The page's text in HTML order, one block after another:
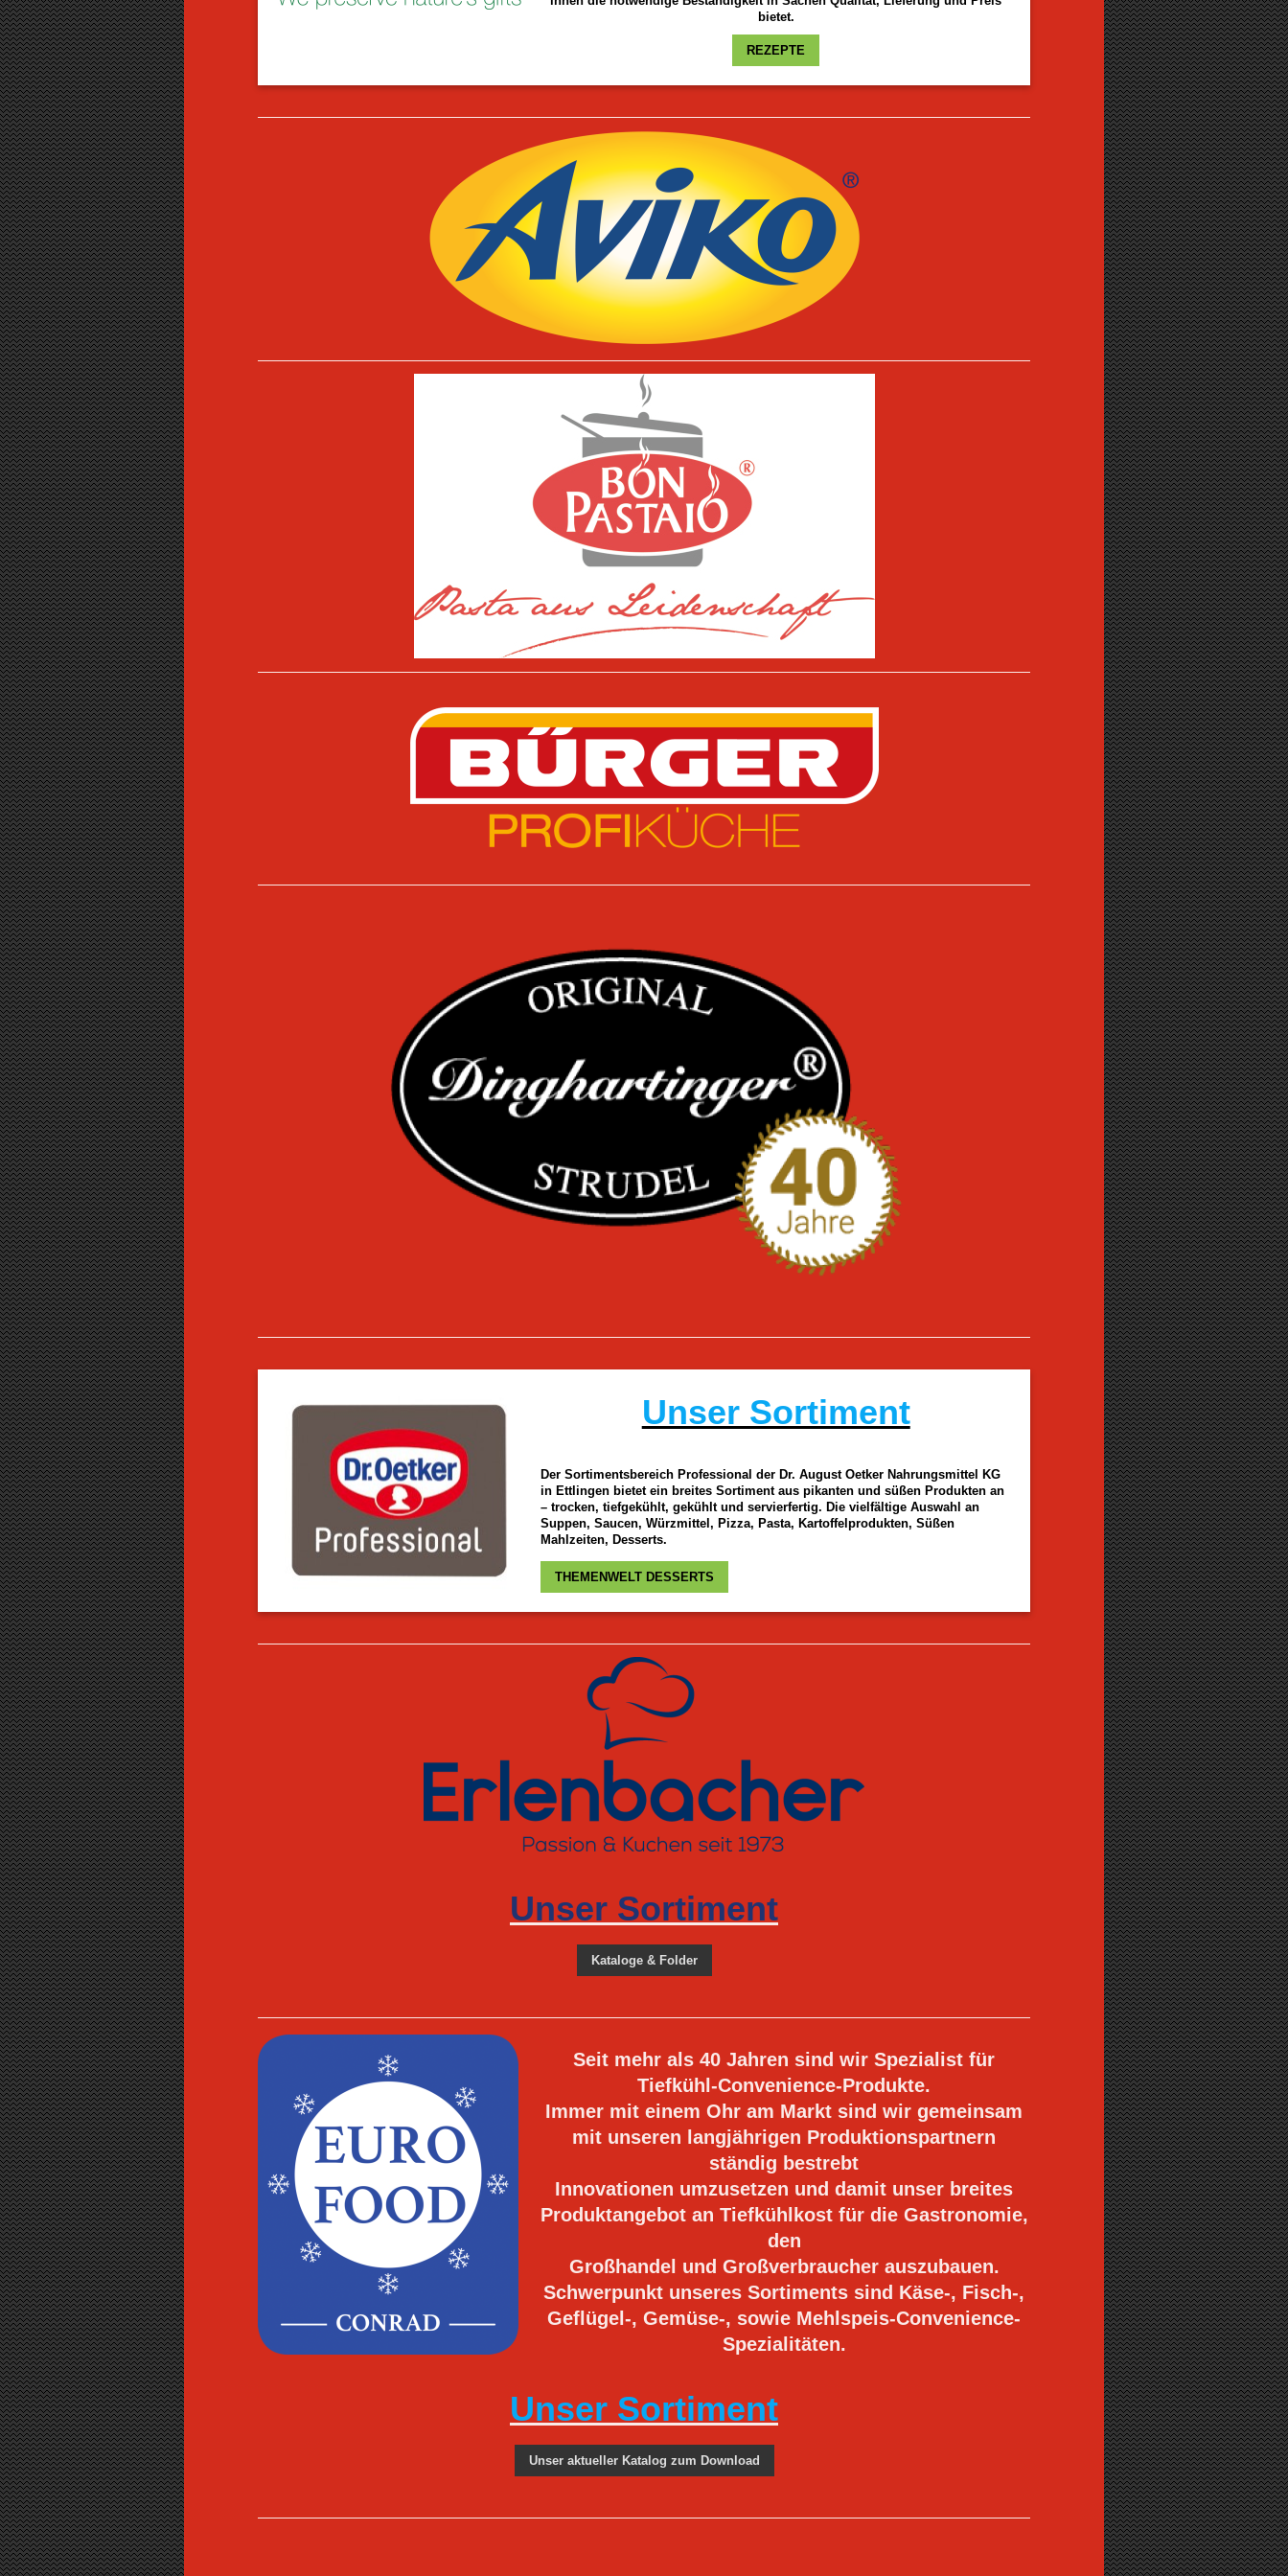
bietet.
REZEPTE
Unser Sortiment
Der Sortimentsbereich Professional der Dr. August Oetker Nahrungsmittel KG
in Ettlingen bietet ein breites Sortiment aus pikanten und süßen Produkten an
– trocken, tiefgekühlt, gekühlt und servierfertig. Die vielfältige Auswahl an
Suppen, Saucen, Würzmittel, Pizza, Pasta, Kartoffelprodukten, Süßen
Mahlzeiten, Desserts.
THEMENWELT DESSERTS
Unser Sortiment
Kataloge & Folder
Seit mehr als 40 Jahren sind wir Spezialist für
Tiefkühl-Convenience-Produkte.
Immer mit einem Ohr am Markt sind wir gemeinsam
mit unseren langjährigen Produktionspartnern
ständig bestrebt
Innovationen umzusetzen und damit unser breites
Produktangebot an Tiefkühlkost für die Gastronomie,
den
Großhandel und Großverbraucher auszubauen.
Schwerpunkt unseres Sortiments sind Käse-, Fisch-,
Geflügel-, Gemüse-, sowie Mehlspeis-Convenience-
Spezialitäten.
Unser Sortiment
Unser aktueller Katalog zum Download